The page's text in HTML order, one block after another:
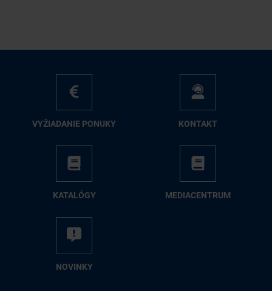
VY­ŽIA­DA­NIE PO­NU­KY KON­TAKT
KA­TA­LÓ­GY ME­DIA­CEN­TRUM
NO­VIN­KY